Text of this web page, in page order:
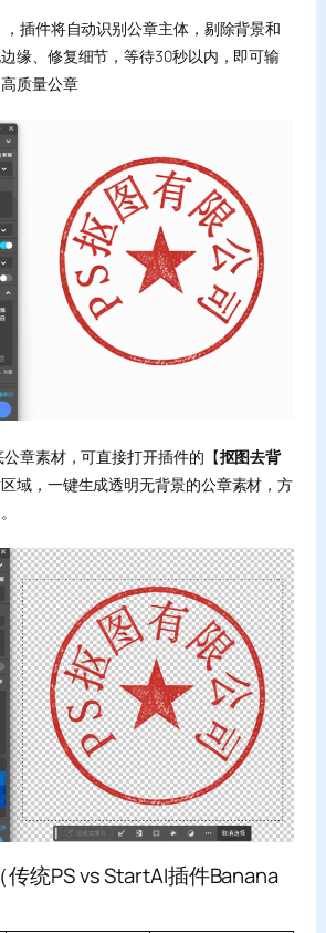
，插件将自动识别公章主体，剔除背景和
缘、修复细节，等待30秒以内，即可输
质量公章
章素材，可直接打开插件的【抠图去背
域，一键生成透明无背景的公章素材，方
统PS vs StartAI插件Banana